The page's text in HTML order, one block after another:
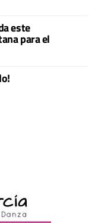
este
para el